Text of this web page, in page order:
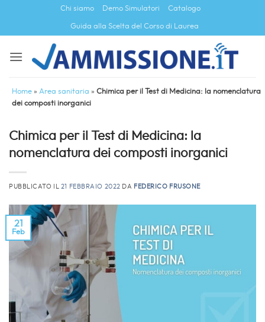
contenuti
Chi siamo Demo Simulatori Catalogo
Guida alla Scelta del Corso di Laurea
Home » Area sanitaria » Chimica per il Test di Medicina: la nomenclatura
dei composti inorganici
Chimica per il Test di Medicina: la
nomenclatura dei composti inorganici
PUBBLICATO IL 21 FEBBRAIO 2022 DA FEDERICO FRUSONE
21
Feb